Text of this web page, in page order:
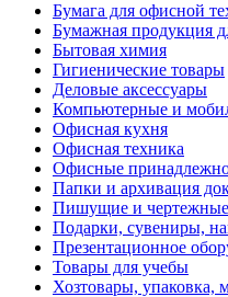
Бумага для офисной
Бумажная продукция
Бытовая химия
Гигиенические товары
Деловые аксессуары
Компьютерные и
Офисная кухня
Офисная техника
Офисные
Папки и архивация
Пишущие и
Подарки, сувениры,
Презентационное
Товары для учебы
Хозтовары, упаковка,